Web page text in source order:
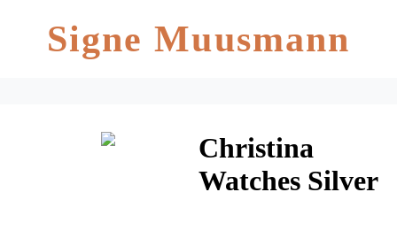
Signe Muusmann
Christina
Watches Silver